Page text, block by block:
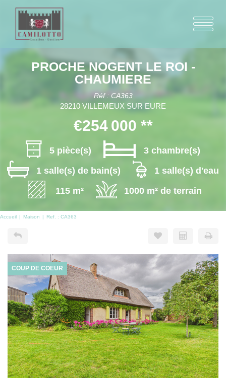
PROCHE NOGENT LE ROI -
CHAUMIERE
Réf : CA363
28210 VILLEMEUX SUR EURE
€254 000 **
5 pièce(s)
3 chambre(s)
1 salle(s) de bain(s)
1 salle(s) d'eau
115 m²
1000 m² de terrain
Accueil Maison Ref. : CA363
COUP DE COEUR